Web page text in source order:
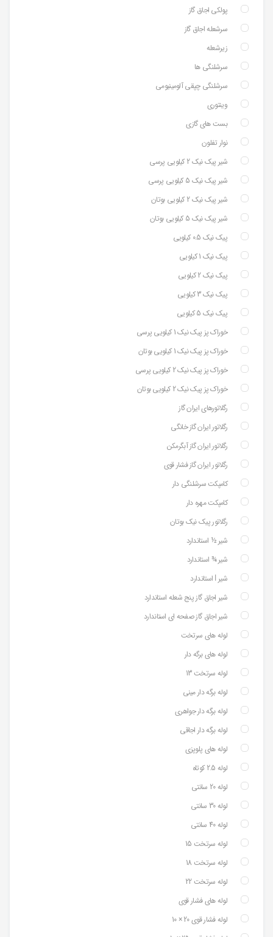
پولکی اجاق گاز
سرشعله اجاق گاز
زیرشعله
سرشلنگی ها
سرشلنگی چپقی آلومینیومی
وینتوری
بست های گازی
نوار تفلون
شیر پیک نیک 2 کیلویی پرسی
شیر پیک نیک 5 کیلویی پرسی
شیر پیک نیک 2 کیلویی بوتان
شیر پیک نیک 5 کیلویی بوتان
پیک نیک 0.5 کیلویی
پیک نیک 1 کیلویی
پیک نیک 2 کیلویی
پیک نیک 3 کیلویی
پیک نیک 5 کیلویی
خوراک پز پیک نیک 1 کیلویی پرسی
خوراک پز پیک نیک 1 کیلویی بوتان
خوراک پز پیک نیک 2 کیلویی پرسی
خوراک پز پیک نیک 2 کیلویی بوتان
رگلاتورهای ایران گاز
رگلاتور ایران گاز خانگی
رگلاتور ایران گاز آبگرمکن
رگلاتور ایران گاز فشار قوی
کامپکت سرشلنگی دار
کامپکت مهره دار
رگلاتور پیک نیک بوتان
شیر ½ استاندارد
شیر ¾ استاندارد
شیر ⅼ استاندارد
شیر اجاق گاز پنج شعله استاندارد
شیر اجاق گاز صفحه ای استاندارد
لوله های سرتخت
لوله های برگه دار
لوله سرتخت 13
لوله برگه دار مینی
لوله برگه دار جواهری
لوله برگه دار اجاقی
لوله های پلوپزی
لوله 2.5 کوتاه
لوله 20 سانتی
لوله 30 سانتی
لوله 40 سانتی
لوله سرتخت 15
لوله سرتخت 18
لوله سرتخت 22
لوله های فشار قوی
لوله فشار قوی 20 × 10